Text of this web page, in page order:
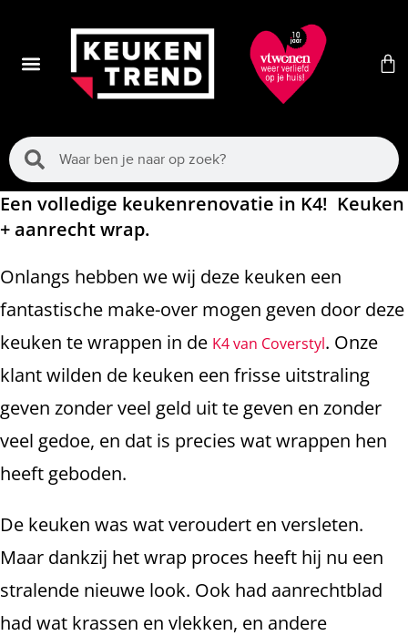
Een volledige keukenrenovatie in K4! Keuken
+ aanrecht wrap.
Onlangs hebben we wij deze keuken een
fantastische make-over mogen geven door deze
keuken te wrappen in de K4 van Coverstyl. Onze
klant wilden de keuken een frisse uitstraling
geven zonder veel geld uit te geven en zonder
veel gedoe, en dat is precies wat wrappen hen
heeft geboden.
De keuken was wat veroudert en versleten.
Maar dankzij het wrap proces heeft hij nu een
stralende nieuwe look. Ook had aanrechtblad
had wat krassen en vlekken, en andere